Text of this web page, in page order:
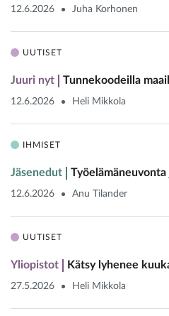
12.6.2026 Juha Korhonen
UUTISET
Juuri nyt Tunnekoodeilla
12.6.2026 Heli Mikkola
IHMISET
Jäsenedut
12.6.2026 Anu Tilander
UUTISET
Yliopistot Kätsy lyhenee
27.5.2026 Heli Mikkola